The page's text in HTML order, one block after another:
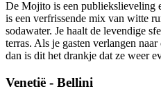
De Mojito is een publiekslieveling
is een verfrissende mix van witte
sodawater. Je haalt de levendige
terras. Als je gasten verlangen
dan is dit het drankje dat ze weer
Venetië - Bellini